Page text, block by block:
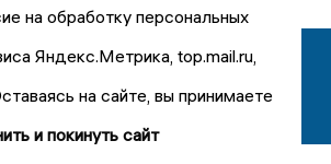
на обработку персональных
Яндекс.Метрика, top.mail.ru,
на сайте, вы принимаете
и покинуть сайт